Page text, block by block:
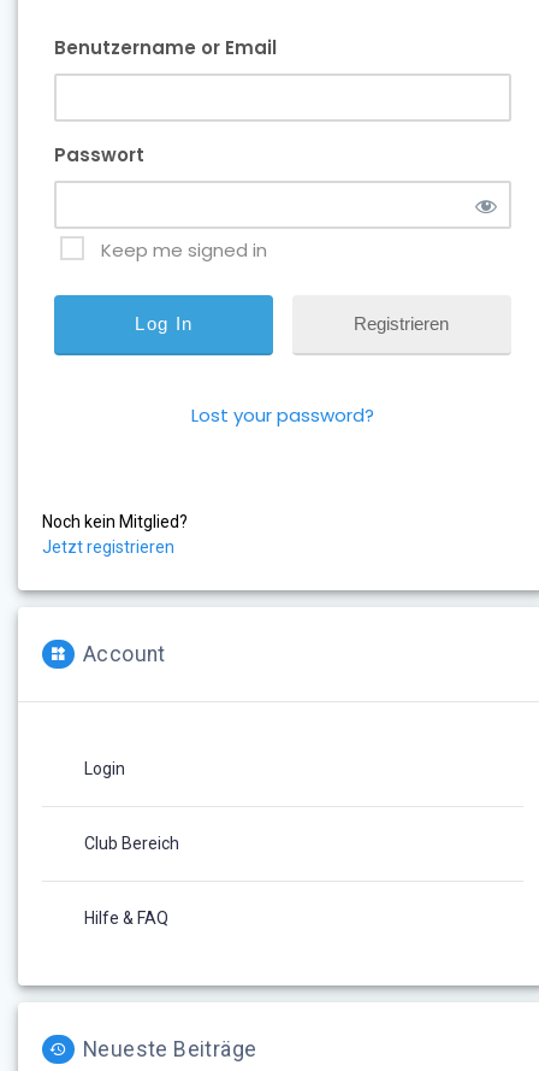
Benutzername or Email
Passwort
Keep me signed in
Registrieren
Lost your password?
Noch kein Mitglied?
Jetzt registrieren
Account
Login
Club Bereich
Hilfe & FAQ
Neueste Beiträge